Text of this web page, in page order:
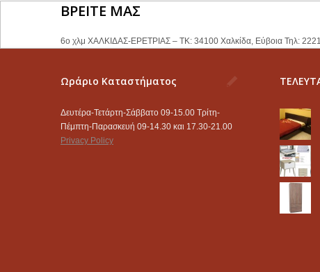
ΒΡΕΙΤΕ ΜΑΣ
6ο χλμ ΧΑΛΚΙΔΑΣ-ΕΡΕΤΡΙΑΣ – ΤΚ: 34100 Χαλκίδα, Εύβοια Τηλ:
Ωράριο Καταστήματος
Δευτέρα-Τετάρτη-Σάββατο 09-15.00 Τρίτη-
Πέμπτη-Παρασκευή 09-14.30 και 17.30-21.00
Privacy Policy